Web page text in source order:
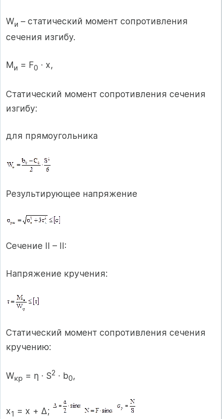
Wи – статический момент сопротивления
сечения изгибу.
Ми = F0 ∙ х,
Статический момент сопротивления сечения
изгибу:
для прямоугольника
Результирующее напряжение
Сечение II – II:
Напряжение кручения:
Статический момент сопротивления сечения
кручению:
Wкр = η ∙ S2 ∙ b0,
х1 = х + Δ;